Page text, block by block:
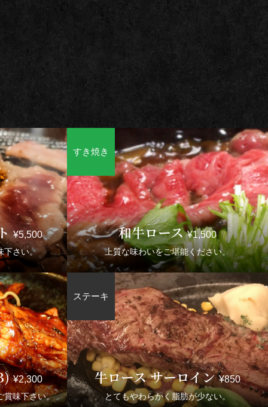
¥5,500
下さい。
和牛ロース¥1,500
上質な味わいをご堪能ください。
¥2,300
賞味下さい。
牛ロース サーロイン¥850
とてもやわらかく脂肪が少ない。